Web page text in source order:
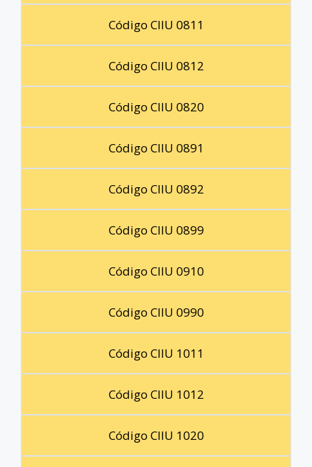
Código CIIU 0811
Código CIIU 0812
Código CIIU 0820
Código CIIU 0891
Código CIIU 0892
Código CIIU 0899
Código CIIU 0910
Código CIIU 0990
Código CIIU 1011
Código CIIU 1012
Código CIIU 1020